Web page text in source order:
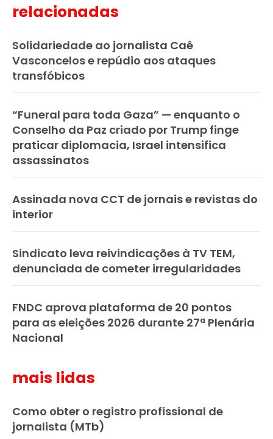
relacionadas
Solidariedade ao jornalista Caê
Vasconcelos e repúdio aos ataques
transfóbicos
“Funeral para toda Gaza” — enquanto o
Conselho da Paz criado por Trump finge
praticar diplomacia, Israel intensifica
assassinatos
Assinada nova CCT de jornais e revistas do
interior
Sindicato leva reivindicações à TV TEM,
denunciada de cometer irregularidades
FNDC aprova plataforma de 20 pontos
para as eleições 2026 durante 27ª Plenária
Nacional
mais lidas
Como obter o registro profissional de
jornalista (MTb)